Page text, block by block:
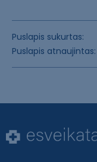
Puslapis sukurtas:
Puslapis atnaujintas: